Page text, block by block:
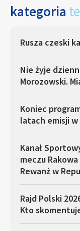
kategoria
Rusza czeski
Nie żyje
Morozowski.
Koniec
latach emisji w
Kanał
meczu
Rewanż w
Rajd Polski
Kto